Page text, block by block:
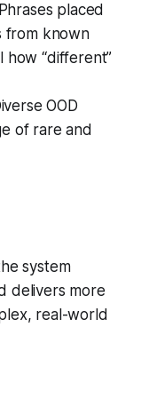
Phrases placed
from known
how “different”
OOD
of rare and
system
delivers more
real-world